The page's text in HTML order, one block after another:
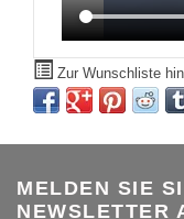
Zur Wunschliste
MELDEN SIE
NEWSLETTER